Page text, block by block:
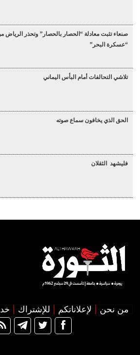
صنعاء تثبت معادلة “الحصار بالحصار” وتحذر الرياض
“عسكرة البحر”
تلاشي التحالفات أمام البأس اليماني
الحق الذي يخافون سماع صوته
فليشهد الثقلان
من نحن لإعلاناتكم للإشتراك